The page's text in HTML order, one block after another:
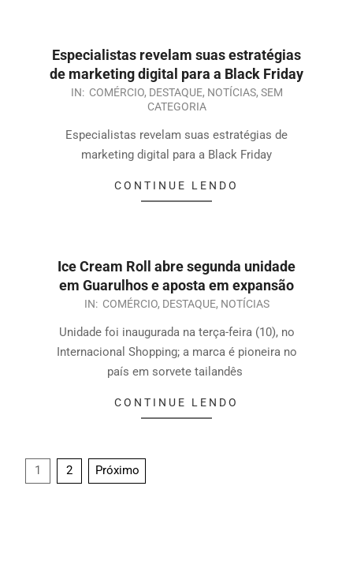
Especialistas revelam suas estratégias
de marketing digital para a Black Friday
IN: COMÉRCIO, DESTAQUE, NOTÍCIAS, SEM
CATEGORIA
Especialistas revelam suas estratégias de
marketing digital para a Black Friday
CONTINUE LENDO
Ice Cream Roll abre segunda unidade
em Guarulhos e aposta em expansão
IN: COMÉRCIO, DESTAQUE, NOTÍCIAS
Unidade foi inaugurada na terça-feira (10), no
Internacional Shopping; a marca é pioneira no
país em sorvete tailandês
CONTINUE LENDO
1 2 Próximo